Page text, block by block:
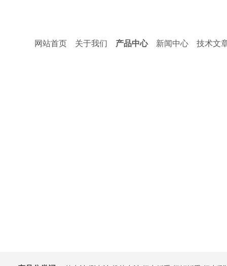
网站首页 关于我们 产品中心 新闻中心 技术文